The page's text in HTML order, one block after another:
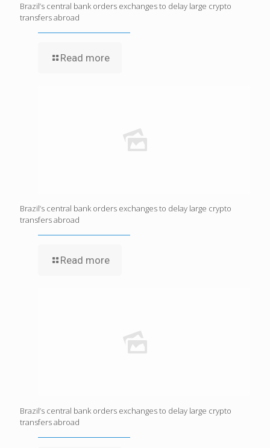
Brazil’s central bank orders exchanges to delay large crypto
transfers abroad
Read more
Brazil’s central bank orders exchanges to delay large crypto
transfers abroad
Read more
Brazil’s central bank orders exchanges to delay large crypto
transfers abroad